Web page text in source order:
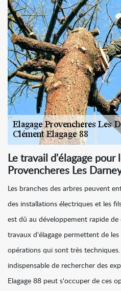
Le travail d'élagage pour
Provencheres Les
Les branches des arbres peuvent
des installations électriques et les
est dû au développement rapide de
travaux d'élagage permettent de
opérations qui sont très
indispensable de rechercher des
Elagage 88 peut s'occuper de ces